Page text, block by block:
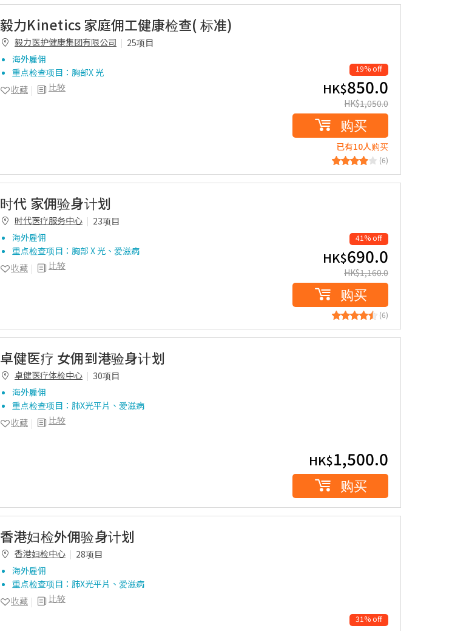
毅力Kinetics 家庭佣工健康检查( 标准)
毅力医护健康集团有限公司
25项目
海外雇佣
重点检查项目：胸部X 光
比较
收藏
19% off
HK$850.0
HK$1,050.0
购买
已有10人购买
(6)
时代 家佣验身计划
时代医疗服务中心
23项目
海外雇佣
重点检查项目：胸部 X 光、爱滋病
比较
收藏
41% off
HK$690.0
HK$1,160.0
购买
(6)
卓健医疗 女佣到港验身计划
卓健医疗体检中心
30项目
海外雇佣
重点检查项目：肺X光平片、爱滋病
比较
收藏
HK$1,500.0
购买
香港妇检外佣验身计划
香港妇检中心
28项目
海外雇佣
重点检查项目：肺X光平片、爱滋病
比较
收藏
31% off